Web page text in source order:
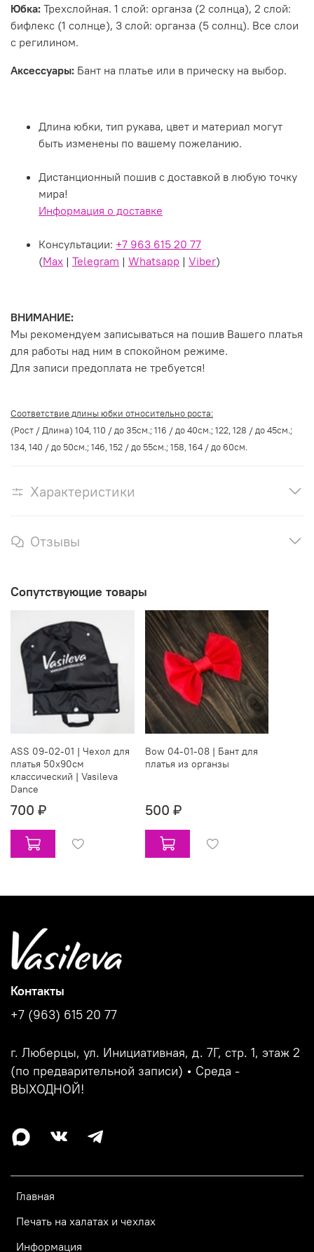
Юбка: Трехслойная. 1 слой: органза (2 солнца), 2 слой:
бифлекс (1 солнце), 3 слой: органза (5 солнц). Все слои
с регилином.
Аксессуары: Бант на платье или в прическу на выбор.
Длина юбки, тип рукава, цвет и материал могут
быть изменены по вашему пожеланию.
Дистанционный пошив с доставкой в любую точку
мира!
Информация о доставке
Консультации: +7 963 615 20 77
(Max | Telegram | Whatsapp | Viber)
ВНИМАНИЕ:
Мы рекомендуем записываться на пошив Вашего платья
для работы над ним в спокойном режиме.
Для записи предоплата не требуется!
Соответствие длины юбки относительно роста:
(Рост / Длина) 104, 110 / до 35см.; 116 / до 40см.; 122, 128 / до 45см.;
134, 140 / до 50см.; 146, 152 / до 55см.; 158, 164 / до 60см.
Характеристики
Отзывы
Сопутствующие товары
ASS 09-02-01 | Чехол для
платья 50х90см
классический | Vasileva
Dance
700 ₽
Bow 04-01-08 | Бант для
платья из органзы
500 ₽
Главная
Печать на халатах и чехлах
Информация
Контакты
+7 (963) 615 20 77
г. Люберцы, ул. Инициативная, д. 7Г, стр. 1, этаж 2
(по предварительной записи) • Среда -
ВЫХОДНОЙ!